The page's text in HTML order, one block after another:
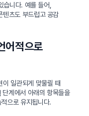
습니다. 예를 들어,
텐츠도 부드럽고 공감
어적으로
이 일관되게 맞물릴 때
단계에서 아래의 항목들을
으로 유지됩니다.